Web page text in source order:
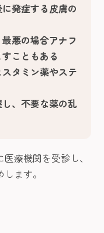
発症する皮膚の
悪の場合アナフ
こともある
タミン薬やステ
、不要な薬の乱
療機関を受診し、
ます。